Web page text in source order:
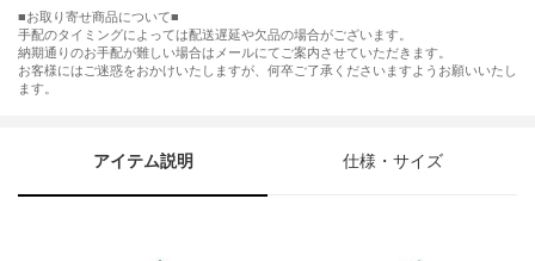
■お取り寄せ商品について■
手配のタイミングによっては配送遅延や欠品の場合がございます。
納期通りのお手配が難しい場合はメールにてご案内させていただきます。
お客様にはご迷惑をおかけいたしますが、何卒ご了承くださいますようお願いいたし
ます。
アイテム説明 仕様・サイズ